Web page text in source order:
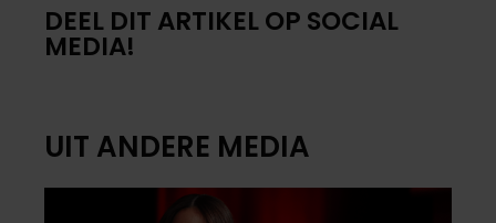
DEEL DIT ARTIKEL OP SOCIAL
MEDIA!
UIT ANDERE MEDIA